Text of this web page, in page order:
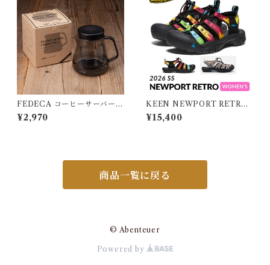
FEDECA コーヒーサーバー S
TRON 大
¥2,970
KEEN NEWPORT RETRO
WOMEN キーン ニューポー
ト レトロ ウィメンズ
¥15,400
商品一覧に戻る
© Abenteuer
Powered by